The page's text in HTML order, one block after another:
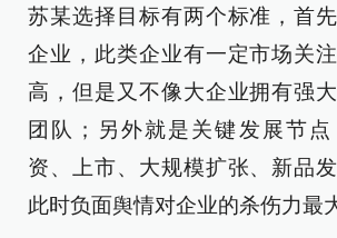
苏某选择目标有两个标准，首
企业，此类企业有一定市场关
高，但是又不像大企业拥有强
团队；另外就是关键发展节
资、上市、大规模扩张、新品
此时负面舆情对企业的杀伤力最